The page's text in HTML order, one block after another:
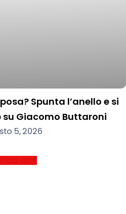
Spunta l’anello e si
Giacomo Buttaroni
5, 2026
altri